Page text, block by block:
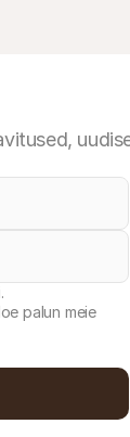
palun meie